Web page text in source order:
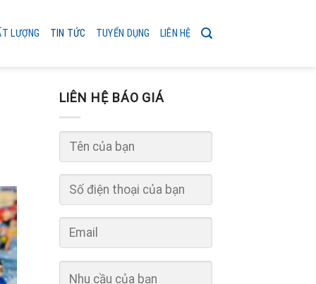
LƯỢNG TIN TỨC TUYỂN DỤNG LIÊN HỆ
LIÊN HỆ BÁO GIÁ